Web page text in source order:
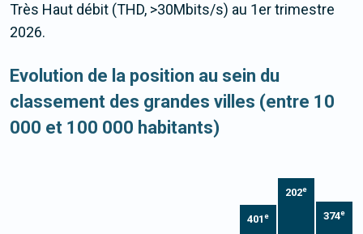
Très Haut débit (THD, >30Mbits/s) au 1er trimestre
2026.
Evolution de la position au sein du
classement des grandes villes (entre 10
000 et 100 000 habitants)
401 e
202e
374e